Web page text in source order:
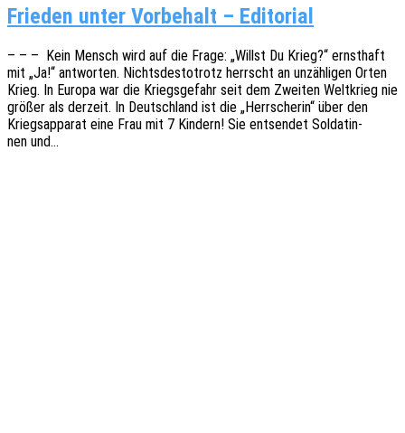
Frie­den unter Vor­be­halt – Editorial
– – – Kein Mensch wird auf die Frage: „Willst Du Krieg?“ ernst­haft
mit „Ja!“ antwor­ten. Nichts­des­to­trotz herrscht an unzäh­li­gen Orten
Krieg. In Europa war die Kriegs­ge­fahr seit dem Zwei­ten Welt­krieg nie
größer als derzeit. In Deutsch­land ist die „Herr­sche­rin“ über den
Kriegs­ap­pa­rat eine Frau mit 7 Kindern! Sie entsen­det Solda­tin­
nen und…